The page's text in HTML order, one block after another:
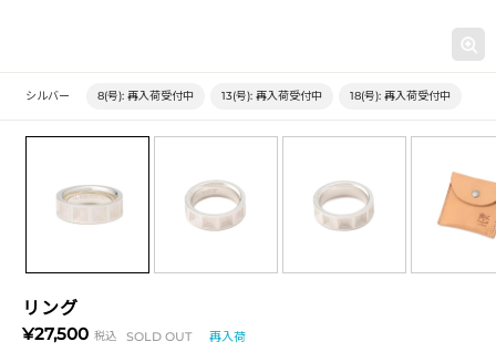
リング
¥27,500 税込 SOLD OUT 再入荷
シルバー 8(号): 再入荷受付中 13(号): 再入荷受付中 18(号): 再入荷受付中